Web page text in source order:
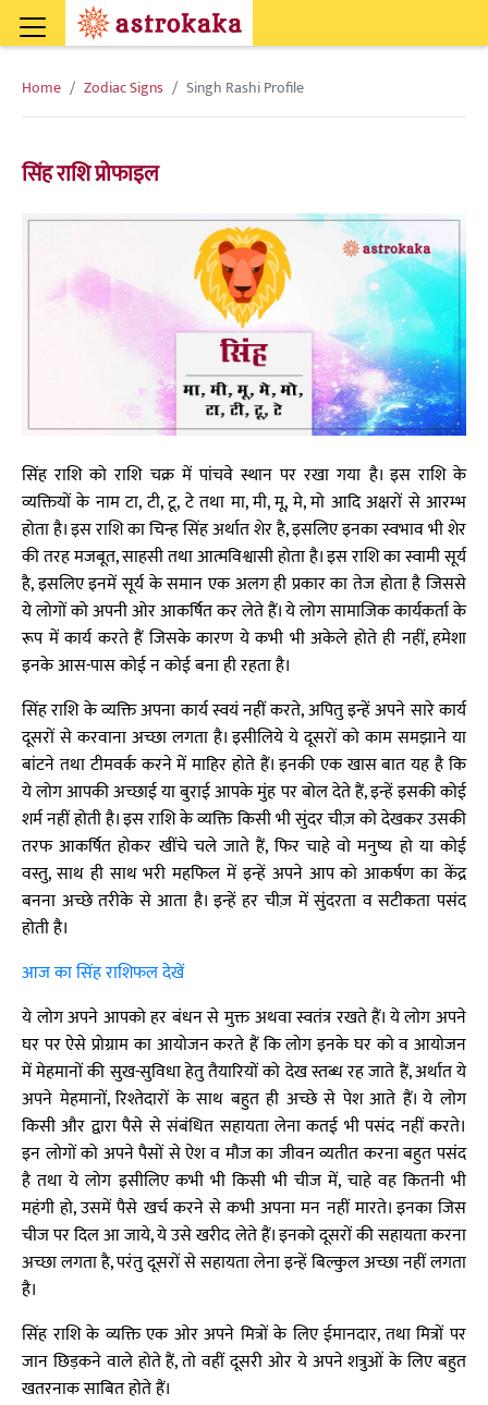
Home Zodiac Signs Singh Rashi Profile
सिंह राशि प्रोफाइल
सिंह राशि को राशि चक्र में पांचवे स्थान पर रखा गया है। इस राशि के
व्यक्तियों के नाम टा, टी, टू, टे तथा मा, मी, मू, मे, मो आदि अक्षरों से आरम्भ
होता है। इस राशि का चिन्ह सिंह अर्थात शेर है, इसलिए इनका स्वभाव भी शेर
की तरह मजबूत, साहसी तथा आत्मविश्वासी होता है। इस राशि का स्वामी सूर्य
है, इसलिए इनमें सूर्य के समान एक अलग ही प्रकार का तेज होता है जिससे
ये लोगों को अपनी ओर आकर्षित कर लेते हैं। ये लोग सामाजिक कार्यकर्ता के
रूप में कार्य करते हैं जिसके कारण ये कभी भी अकेले होते ही नहीं, हमेशा
इनके आस-पास कोई न कोई बना ही रहता है।
सिंह राशि के व्यक्ति अपना कार्य स्वयं नहीं करते, अपितु इन्हें अपने सारे कार्य
दूसरों से करवाना अच्छा लगता है। इसीलिये ये दूसरों को काम समझाने या
बांटने तथा टीमवर्क करने में माहिर होते हैं। इनकी एक खास बात यह है कि
ये लोग आपकी अच्छाई या बुराई आपके मुंह पर बोल देते हैं, इन्हें इसकी कोई
शर्म नहीं होती है। इस राशि के व्यक्ति किसी भी सुंदर चीज़ को देखकर उसकी
तरफ आकर्षित होकर खींचे चले जाते हैं, फिर चाहे वो मनुष्य हो या कोई
वस्तु, साथ ही साथ भरी महफिल में इन्हें अपने आप को आकर्षण का केंद्र
बनना अच्छे तरीके से आता है। इन्हें हर चीज़ में सुंदरता व सटीकता पसंद
होती है।
आज का सिंह राशिफल देखें
ये लोग अपने आपको हर बंधन से मुक्त अथवा स्वतंत्र रखते हैं। ये लोग अपने
घर पर ऐसे प्रोग्राम का आयोजन करते हैं कि लोग इनके घर को व आयोजन
में मेहमानों की सुख-सुविधा हेतु तैयारियों को देख स्तब्ध रह जाते हैं, अर्थात ये
अपने मेहमानों, रिश्तेदारों के साथ बहुत ही अच्छे से पेश आते हैं। ये लोग
किसी और द्वारा पैसे से संबंधित सहायता लेना कतई भी पसंद नहीं करते।
इन लोगों को अपने पैसों से ऐश व मौज का जीवन व्यतीत करना बहुत पसंद
है तथा ये लोग इसीलिए कभी भी किसी भी चीज में, चाहे वह कितनी भी
महंगी हो, उसमें पैसे खर्च करने से कभी अपना मन नहीं मारते। इनका जिस
चीज पर दिल आ जाये, ये उसे खरीद लेते हैं। इनको दूसरों की सहायता करना
अच्छा लगता है, परंतु दूसरों से सहायता लेना इन्हें बिल्कुल अच्छा नहीं लगता
है।
सिंह राशि के व्यक्ति एक ओर अपने मित्रों के लिए ईमानदार, तथा मित्रों पर
जान छिड़कने वाले होते हैं, तो वहीं दूसरी ओर ये अपने शत्रुओं के लिए बहुत
खतरनाक साबित होते हैं।